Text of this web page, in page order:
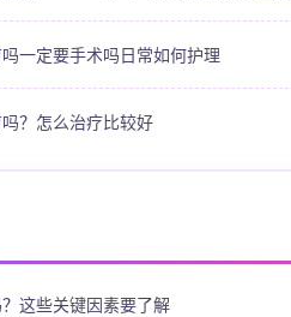
一定要手术吗日常如何护理
？怎么治疗比较好
这些关键因素要了解